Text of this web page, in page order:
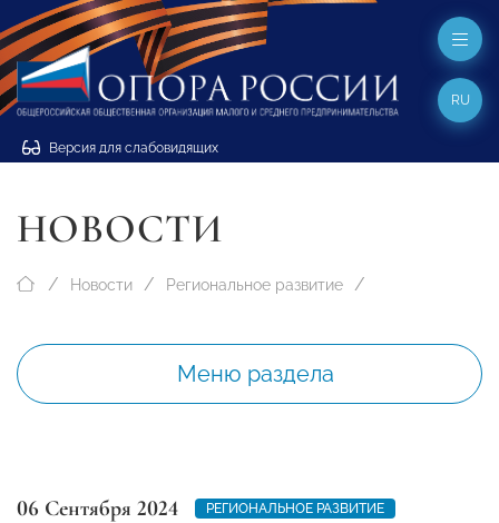
Версия для слабовидящих
RU
НОВОСТИ
Новости Региональное развитие
Меню раздела
06 Сентября 2024
РЕГИОНАЛЬНОЕ РАЗВИТИЕ